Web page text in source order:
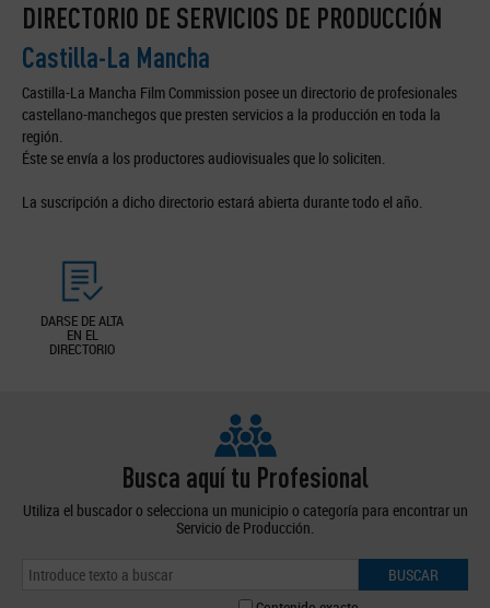
DIRECTORIO DE SERVICIOS DE PRODUCCIÓN
Castilla-La Mancha
Castilla-La Mancha Film Commission posee un directorio de profesionales
castellano-manchegos que presten servicios a la producción en toda la
región.
Éste se envía a los productores audiovisuales que lo soliciten.
La suscripción a dicho directorio estará abierta durante todo el año.
DARSE DE ALTA
EN EL
DIRECTORIO
Busca aquí tu Profesional
Utiliza el buscador o selecciona un municipio o categoría para encontrar un
Servicio de Producción.
BUSCAR